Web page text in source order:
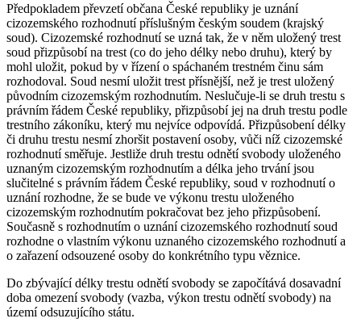
Předpokladem převzetí občana České republiky je uznání
cizozemského rozhodnutí příslušným českým soudem (krajský
soud). Cizozemské rozhodnutí se uzná tak, že v něm uložený trest
soud přizpůsobí na trest (co do jeho délky nebo druhu), který by
mohl uložit, pokud by v řízení o spáchaném trestném činu sám
rozhodoval. Soud nesmí uložit trest přísnější, než je trest uložený
původním cizozemským rozhodnutím. Neslučuje-li se druh trestu s
právním řádem České republiky, přizpůsobí jej na druh trestu podle
trestního zákoníku, který mu nejvíce odpovídá. Přizpůsobení délky
či druhu trestu nesmí zhoršit postavení osoby, vůči níž cizozemské
rozhodnutí směřuje. Jestliže druh trestu odnětí svobody uloženého
uznaným cizozemským rozhodnutím a délka jeho trvání jsou
slučitelné s právním řádem České republiky, soud v rozhodnutí o
uznání rozhodne, že se bude ve výkonu trestu uloženého
cizozemským rozhodnutím pokračovat bez jeho přizpůsobení.
Současně s rozhodnutím o uznání cizozemského rozhodnutí soud
rozhodne o vlastním výkonu uznaného cizozemského rozhodnutí a
o zařazení odsouzené osoby do konkrétního typu věznice.
Do zbývající délky trestu odnětí svobody se započítává dosavadní
doba omezení svobody (vazba, výkon trestu odnětí svobody) na
území odsuzujícího státu.